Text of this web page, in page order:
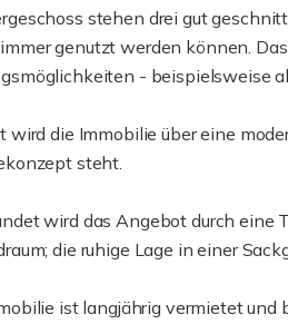
stehen drei gut
genutzt werden können.
- beispielsweise
wird die Immobilie über eine
steht.
wird das Angebot durch eine
die ruhige Lage in einer
ist langjährig vermietet und